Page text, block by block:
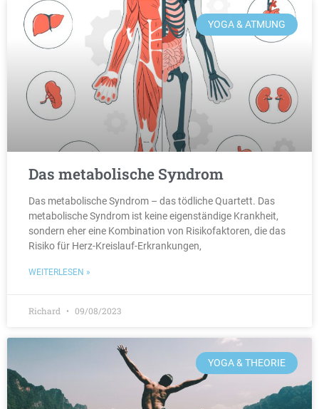
YOGA & ATMUNG
Das metabolische Syndrom
Das metabolische Syndrom – das tödliche Quartett. Das
metabolische Syndrom ist keine eigenständige Krankheit,
sondern eher eine Kombination von Risikofaktoren, die das
Risiko für Herz-Kreislauf-Erkrankungen,
WEITERLESEN »
Richard 09/08/2023
YOGA & THEORIE